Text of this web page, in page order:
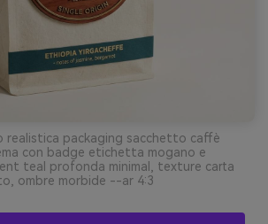
packaging sacchetto caffè
con badge etichetta mogano e
teal profonda minimal, texture carta
ombre morbide --ar 4:3